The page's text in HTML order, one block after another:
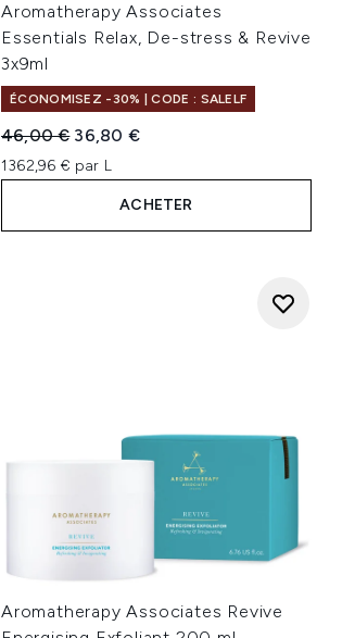
Aromatherapy Associates
Essentials Relax, De-stress & Revive
3x9ml
ÉCONOMISEZ -30% | CODE : SALELF
Prix de vente :
46,00 € Prix ​​actuel :
36,80 €
1362,96 € par L
ACHETER
Aromatherapy Associates Revive